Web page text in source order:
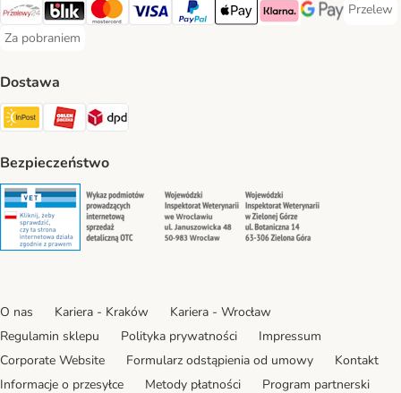
Przelewy24 Payment Method
Blik Payment Method
MasterCard Payment Method
Visa Payment Method
PayPal Payment Method
Apple Pay Payment Method
Klarna Payment Method
Google Pay
Przelew
Przelew
Za pobraniem
Za pobraniem Payment Method
Dostawa
Paczkomat® Shipping Method
ORLEN Paczka Shipping Method
DPD Shipping Method
Bezpieczeństwo
Security Security Security
O nas Kariera - Kraków
Kariera - Wrocław
Regulamin sklepu
Polityka prywatności
Impressum
Corporate Website
Formularz odstąpienia od umowy
Kontakt
Informacje o przesyłce
Metody płatności Program partnerski